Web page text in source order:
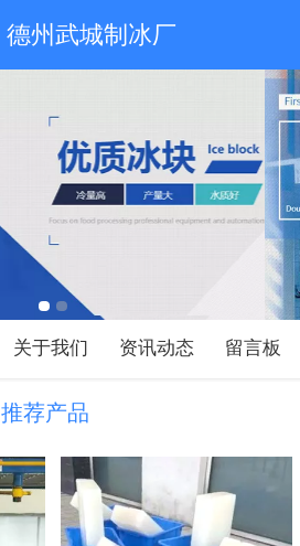
德州武城制冰厂
关于我们 资讯动态 留言板
推荐产品